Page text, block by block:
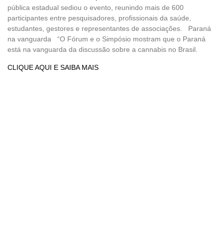
pública estadual sediou o evento, reunindo mais de 600
participantes entre pesquisadores, profissionais da saúde,
estudantes, gestores e representantes de associações. Paraná
na vanguarda “O Fórum e o Simpósio mostram que o Paraná
está na vanguarda da discussão sobre a cannabis no Brasil.
CLIQUE AQUI E SAIBA MAIS